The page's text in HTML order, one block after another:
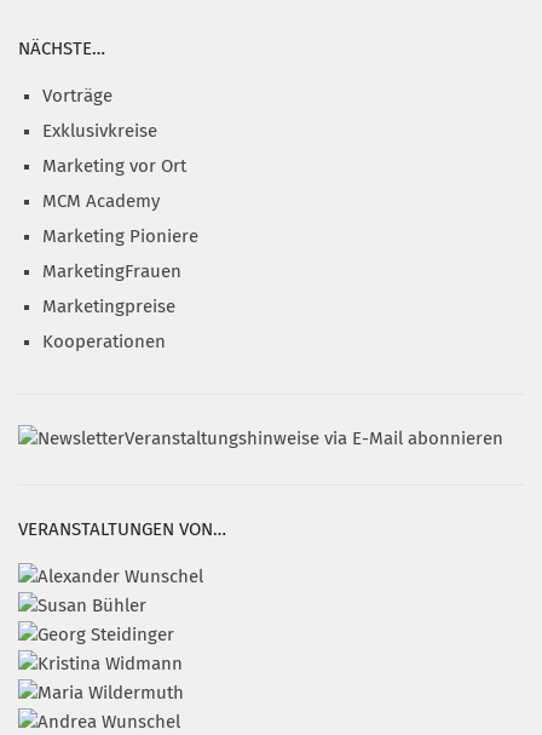
NÄCHSTE…
Vorträge
Exklusivkreise
Marketing vor Ort
MCM Academy
Marketing Pioniere
MarketingFrauen
Marketingpreise
Kooperationen
Veranstaltungshinweise via E-Mail abonnieren
VERANSTALTUNGEN VON…